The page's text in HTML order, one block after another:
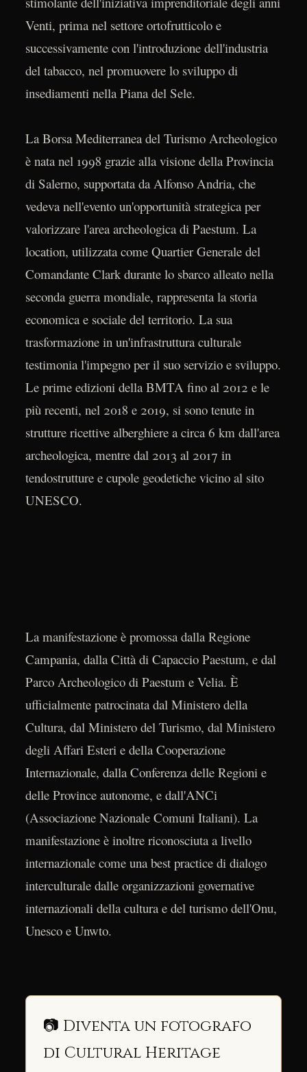
Venti, prima nel settore ortofrutticolo e
successivamente con l'introduzione dell'industria
del tabacco, nel promuovere lo sviluppo di
insediamenti nella Piana del Sele.
La Borsa Mediterranea del Turismo Archeologico
è nata nel 1998 grazie alla visione della Provincia
di Salerno, supportata da Alfonso Andria, che
vedeva nell'evento un'opportunità strategica per
valorizzare l'area archeologica di Paestum. La
location, utilizzata come Quartier Generale del
Comandante Clark durante lo sbarco alleato nella
seconda guerra mondiale, rappresenta la storia
economica e sociale del territorio. La sua
trasformazione in un'infrastruttura culturale
testimonia l'impegno per il suo servizio e sviluppo.
Le prime edizioni della BMTA fino al 2012 e le
più recenti, nel 2018 e 2019, si sono tenute in
strutture ricettive alberghiere a circa 6 km dall'area
archeologica, mentre dal 2013 al 2017 in
tendostrutture e cupole geodetiche vicino al sito
UNESCO.
La manifestazione è promossa dalla Regione
Campania, dalla Città di Capaccio Paestum, e dal
Parco Archeologico di Paestum e Velia. È
ufficialmente patrocinata dal Ministero della
Cultura, dal Ministero del Turismo, dal Ministero
degli Affari Esteri e della Cooperazione
Internazionale, dalla Conferenza delle Regioni e
delle Province autonome, e dall'ANCi
(Associazione Nazionale Comuni Italiani). La
manifestazione è inoltre riconosciuta a livello
internazionale come una best practice di dialogo
interculturale dalle organizzazioni governative
internazionali della cultura e del turismo dell'Onu,
Unesco e Unwto.
📷 Diventa un fotografo
di Cultural Heritage